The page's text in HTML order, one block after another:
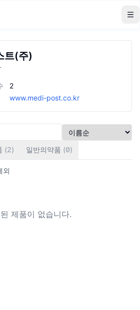
트(주)
2
www.medi-post.co.kr
(2) 일반의약품 (0)
외
제품이 없습니다.